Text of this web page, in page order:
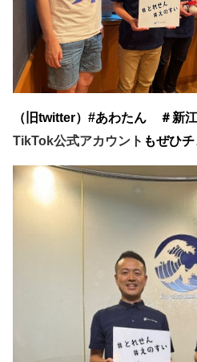
（旧twitter） #あわたん ＃新
TikTok公式アカウント もぜひチ